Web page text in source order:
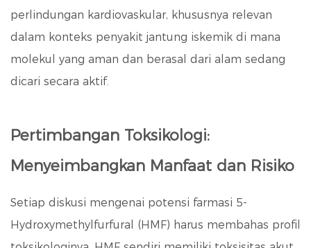
perlindungan kardiovaskular, khususnya relevan
dalam konteks penyakit jantung iskemik di mana
molekul yang aman dan berasal dari alam sedang
dicari secara aktif.
Pertimbangan Toksikologi:
Menyeimbangkan Manfaat dan Risiko
Setiap diskusi mengenai potensi farmasi 5-
Hydroxymethylfurfural (HMF) harus membahas profil